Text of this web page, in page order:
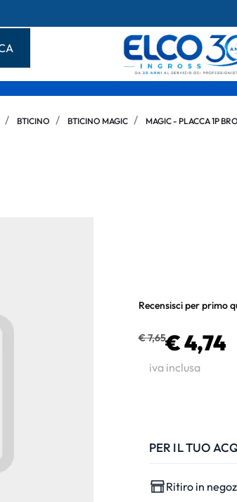
BTICINO BTICINO MAGIC MAGIC - PLACCA 1P
Recensisci per primo
€ 7,65€ 4,74
iva inclusa
PER IL TUO
Ritiro in